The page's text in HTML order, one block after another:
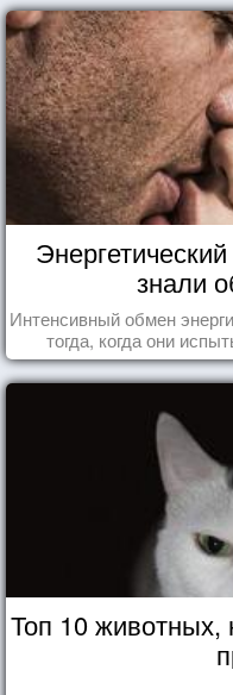
знали
Интенсивный обмен
тогда, когда они
Топ 10